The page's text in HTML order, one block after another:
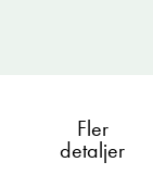
Fler
detaljer